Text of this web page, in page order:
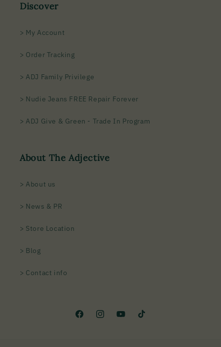
Discover
> My Account
> Order Tracking
> ADJ Family Privilege
> Nudie Jeans FREE Repair Forever
> ADJ Give & Green - Trade In Program
About The Adjective
> About us
> News & PR
> Store Location
> Blog
> Contact info
FacebookInstagramYouTubeTikTok